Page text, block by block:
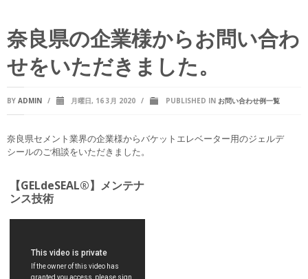
奈良県の企業様からお問い合わ
せをいただきました。
BY ADMIN / 月曜日, 16 3月 2020 / PUBLISHED IN お問い合わせ例一覧
奈良県セメント業界の企業様からバケットエレベーター用のジェルデ
シールのご相談をいただきました。
【GELdeSEAL®】メンテナ
ンス技術